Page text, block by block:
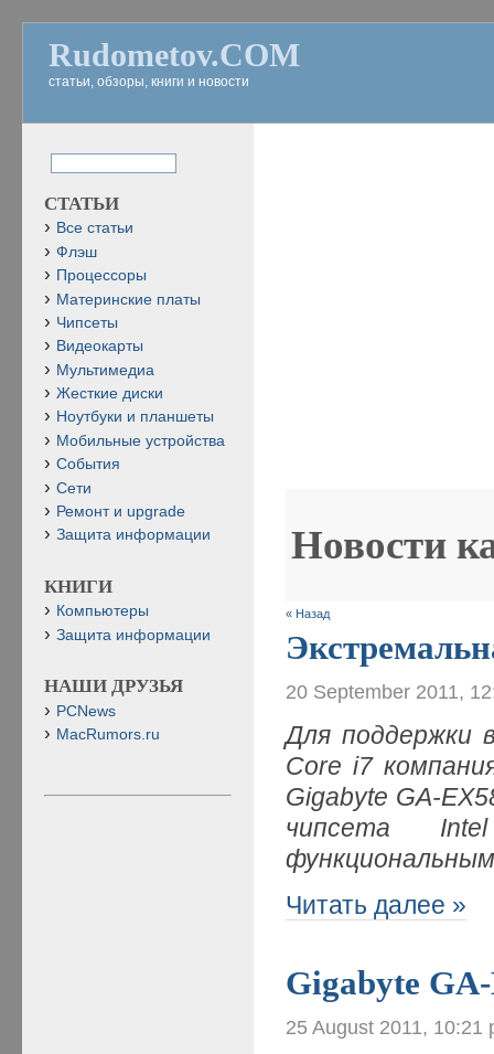
Rudometov.COM
статьи, обзоры, книги и новости
Новости
« Назад
20 September 2011,
Для поддержки
Core i7
Gigabyte GA-
чипсета
Читать далее »
Gigabyte
25 August 2011, 10:21
СТАТЬИ
Все статьи
Флэш
Процессоры
Материнские платы
Чипсеты
Видеокарты
Мультимедиа
Жесткие диски
Ноутбуки и планшеты
Мобильные устройства
События
Сети
Ремонт и upgrade
Защита информации
КНИГИ
Компьютеры
Защита информации
НАШИ ДРУЗЬЯ
PCNews
MacRumors.ru